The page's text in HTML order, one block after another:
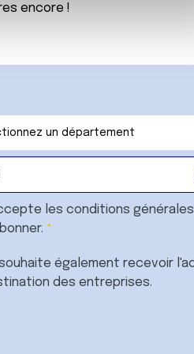
ci avec d'autres informations
encore !
les conditions générales
également recevoir
des entreprises.